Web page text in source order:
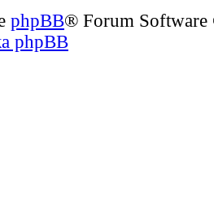
phpBB® Forum
phpBB